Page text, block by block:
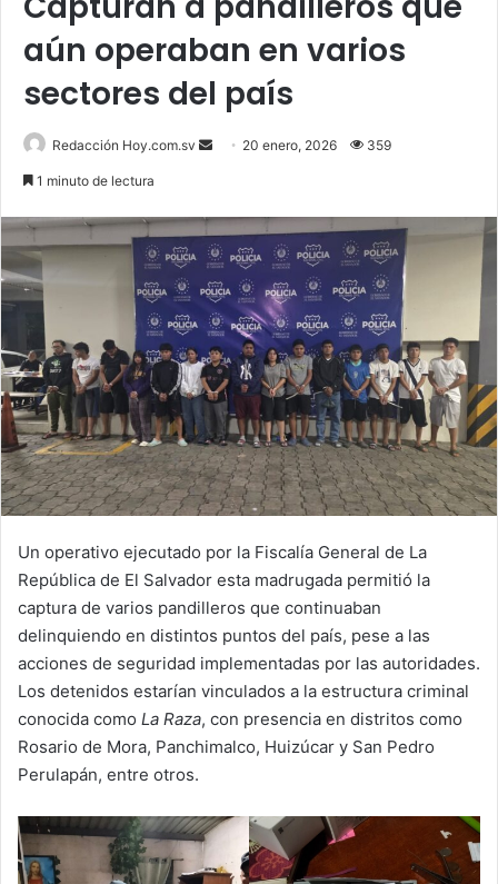
aún operaban en varios
sectores del país
Redacción Hoy.com.sv
Send 20 enero, 2026 359
1 minuto de lectura
Un operativo ejecutado por la Fiscalía General de La
República de El Salvador esta madrugada permitió la
captura de varios pandilleros que continuaban
delinquiendo en distintos puntos del país, pese a las
acciones de seguridad implementadas por las autoridades.
Los detenidos estarían vinculados a la estructura criminal
conocida como La Raza, con presencia en distritos como
Rosario de Mora, Panchimalco, Huizúcar y San Pedro
Perulapán, entre otros.